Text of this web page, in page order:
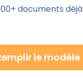
documents déjà
le modèle